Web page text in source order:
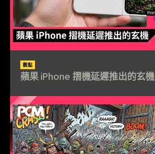
觀點
蘋果 iPhone 摺機延遲推出的玄機